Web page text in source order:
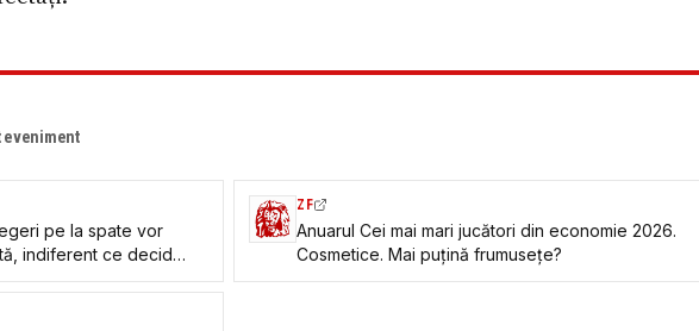
eveniment
pe la spate vor
indiferent ce decid
ZF
Anuarul Cei mai mari jucători din economie 2026.
Cosmetice. Mai puţină frumuseţe?